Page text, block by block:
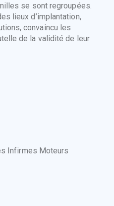
se sont regroupées.
lieux d’implantation,
convaincu les
de la validité de leur
Infirmes Moteurs